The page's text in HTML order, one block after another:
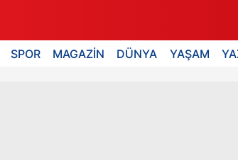
SPOR MAGAZİN DÜNYA YAŞAM